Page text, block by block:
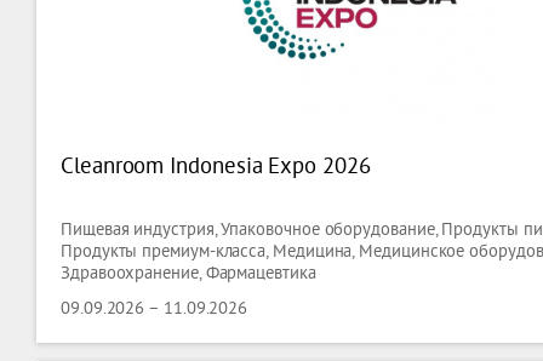
Cleanroom Indonesia Expo 2026
Пищевая индустрия, Упаковочное оборудование, Продукты
Продукты премиум-класса, Медицина, Медицинское
Здравоохранение, Фармацевтика
09.09.2026 – 11.09.2026